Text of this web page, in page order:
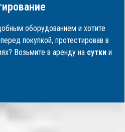
оборудованием и хотите
покупкой, протестировав в
Возьмите в аренду на сутки и